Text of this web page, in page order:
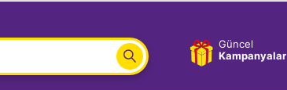
Güncel
Kampanyalar